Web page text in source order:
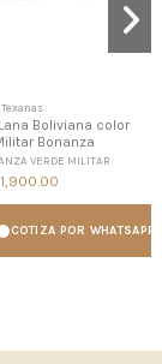
Texanas
Boliviana color
Bonanza
VERDE MILITAR
COTIZA POR WHATSAPP